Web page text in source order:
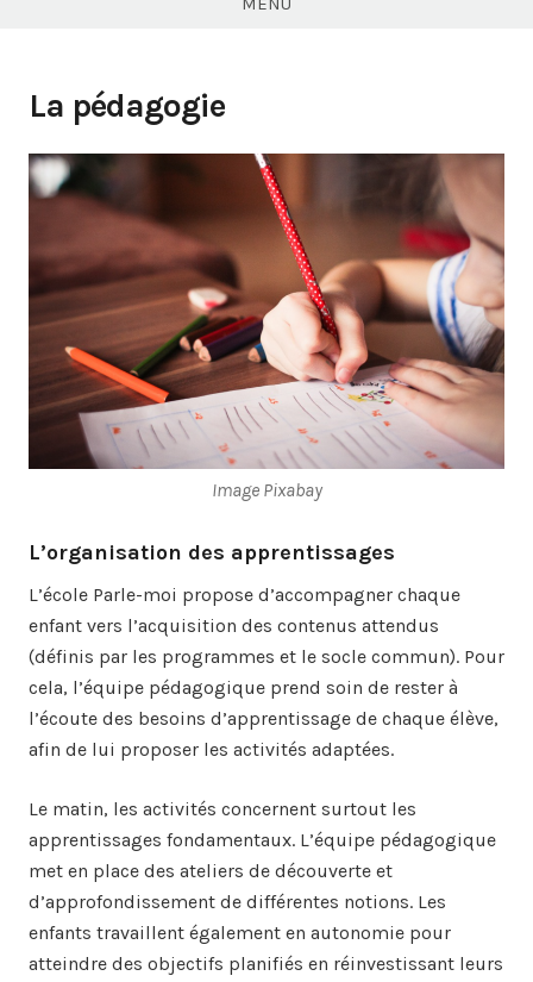
La pédagogie
Image Pixabay
L’organisation des apprentissages
L’école Parle-moi propose d’accompagner chaque
enfant vers l’acquisition des contenus attendus
(définis par les programmes et le socle commun). Pour
cela, l’équipe pédagogique prend soin de rester à
l’écoute des besoins d’apprentissage de chaque élève,
afin de lui proposer les activités adaptées.
Le matin, les activités concernent surtout les
apprentissages fondamentaux. L’équipe pédagogique
met en place des ateliers de découverte et
d’approfondissement de différentes notions. Les
enfants travaillent également en autonomie pour
atteindre des objectifs planifiés en réinvestissant leurs